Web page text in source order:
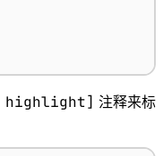
注释来标